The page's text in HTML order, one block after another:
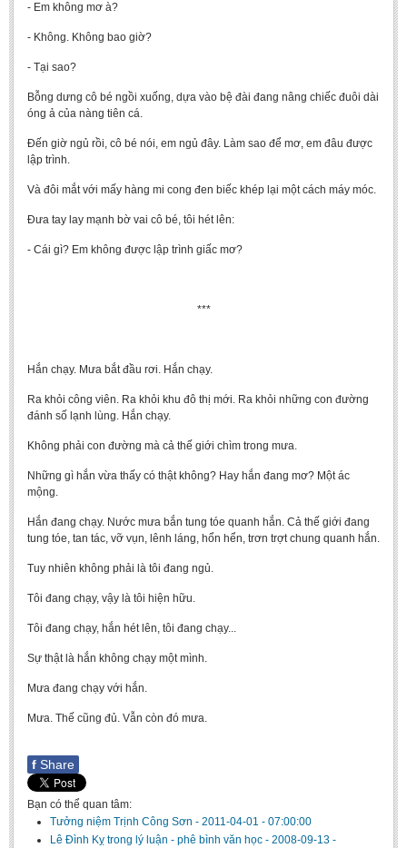
- Em không mơ à?
- Không. Không bao giờ?
- Tại sao?
Bỗng dưng cô bé ngồi xuống, dựa vào bệ đài đang nâng chiếc đuôi dài
óng ả của nàng tiên cá.
Đến giờ ngủ rồi, cô bé nói, em ngủ đây. Làm sao để mơ, em đâu được
lập trình.
Và đôi mắt với mấy hàng mi cong đen biếc khép lại một cách máy móc.
Đưa tay lay mạnh bờ vai cô bé, tôi hét lên:
- Cái gì? Em không được lập trình giấc mơ?
***
Hắn chạy. Mưa bắt đầu rơi. Hắn chạy.
Ra khỏi công viên. Ra khỏi khu đô thị mới. Ra khỏi những con đường
đánh số lạnh lùng. Hắn chạy.
Không phải con đường mà cả thế giới chìm trong mưa.
Những gì hắn vừa thấy có thật không? Hay hắn đang mơ? Một ác
mộng.
Hắn đang chạy. Nước mưa bắn tung tóe quanh hắn. Cả thế giới đang
tung tóe, tan tác, vỡ vụn, lênh láng, hổn hển, trơn trợt chung quanh hắn.
Tuy nhiên không phải là tôi đang ngủ.
Tôi đang chạy, vậy là tôi hiện hữu.
Tôi đang chạy, hắn hét lên, tôi đang chạy...
Sự thật là hắn không chạy một mình.
Mưa đang chạy với hắn.
Mưa. Thế cũng đủ. Vẫn còn đó mưa.
f Share
Bạn có thể quan tâm:
Tưởng niệm Trịnh Công Sơn - 2011-04-01 - 07:00:00
Lê Đình Kỵ trong lý luận - phê bình văn học - 2008-09-13 -